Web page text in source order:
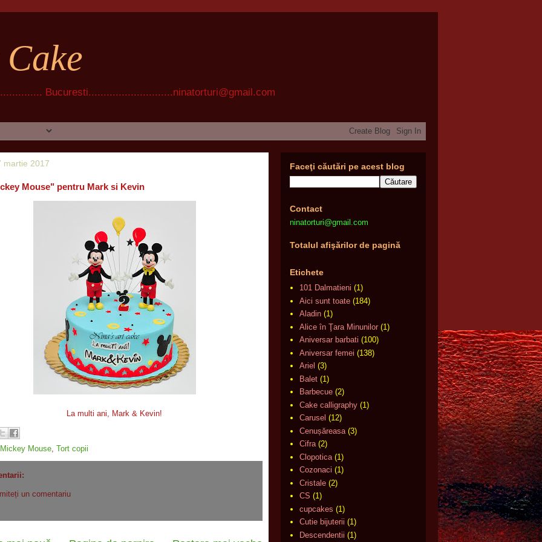
Bucuresti............................ninatorturi@gmail.com
martie 2017
Mouse" pentru Mark si Kevin
La multi ani, Mark & Kevin!
Mickey Mouse, Tort copii
un comentariu
Faceţi căutări pe acest blog
Contact
ninatorturi@gmail.com
Totalul afişărilor de pagină
Etichete
101 Dalmatieni (1)
Aici sunt toate (184)
Aladin (1)
Alice în Ţara Minunilor (1)
Aniversar barbati (100)
Aniversar femei (138)
Ariel (3)
Balet (1)
Barbecue (2)
Cake calligraphy (1)
Carusel (12)
Cenușăreasa (3)
Cifra (2)
Clopotica (1)
Cozonaci (1)
Cristale (2)
CS (1)
cupcakes (1)
Cutie bijuterii (1)
Descendentii (1)